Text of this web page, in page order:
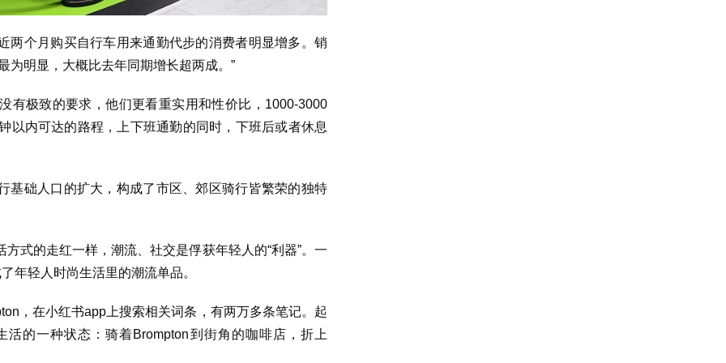
两个月购买自行车用来通勤代步的消费者明显增多。销
为明显，大概比去年同期增长超两成。”
有极致的要求，他们更看重实用和性价比，1000-3000
以内可达的路程，上下班通勤的同时，下班后或者休息
基础人口的扩大，构成了市区、郊区骑行皆繁荣的独特
式的走红一样，潮流、社交是俘获年轻人的“利器”。一
年轻人时尚生活里的潮流单品。
，在小红书app上搜索相关词条，有两万多条笔记。起
的一种状态：骑着Brompton到街角的咖啡店，折上